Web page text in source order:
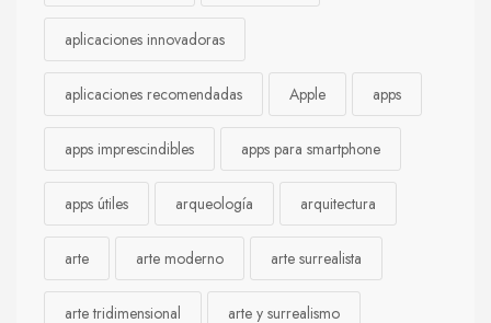
aplicaciones innovadoras
aplicaciones recomendadas Apple apps
apps imprescindibles apps para smartphone
apps útiles arqueología arquitectura
arte arte moderno arte surrealista
arte tridimensional arte y surrealismo